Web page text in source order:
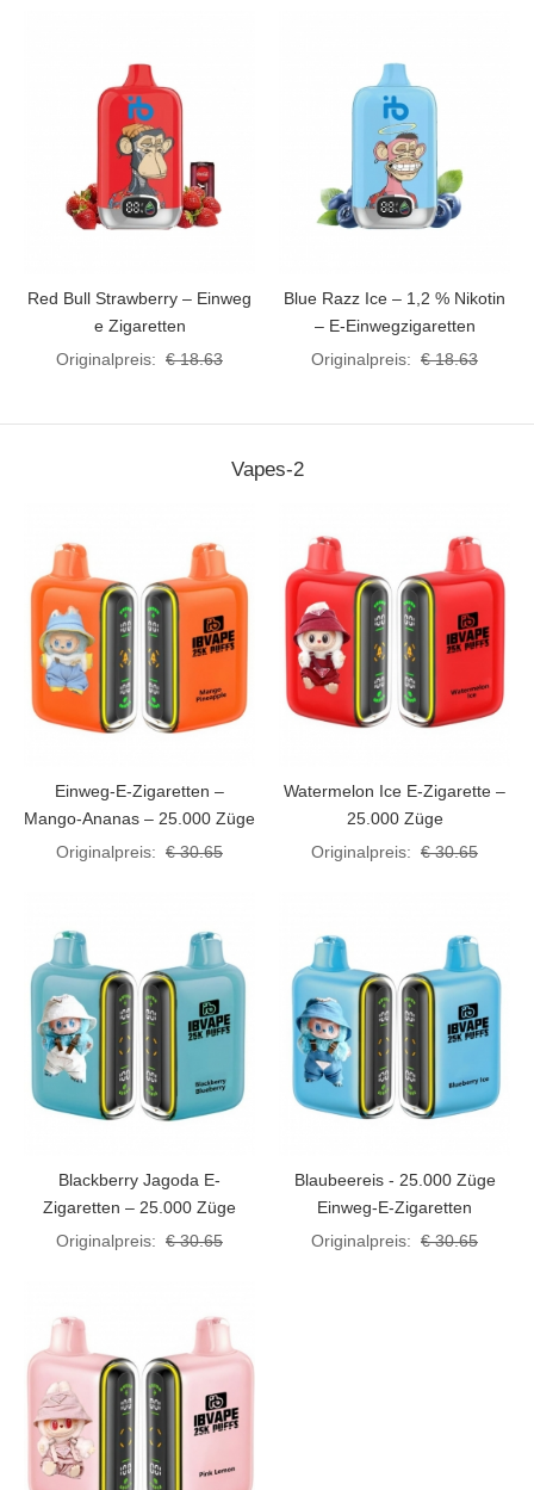
Red Bull Strawberry – Einweg
e Zigaretten
Originalpreis: € 18.63
Blue Razz Ice – 1,2 % Nikotin
– E-Einwegzigaretten
Originalpreis: € 18.63
Vapes-2
Einweg-E-Zigaretten –
Mango-Ananas – 25.000 Züge
Originalpreis: € 30.65
Watermelon Ice E-Zigarette –
25.000 Züge
Originalpreis: € 30.65
Blackberry Jagoda E-
Zigaretten – 25.000 Züge
Originalpreis: € 30.65
Blaubeereis - 25.000 Züge
Einweg-E-Zigaretten
Originalpreis: € 30.65